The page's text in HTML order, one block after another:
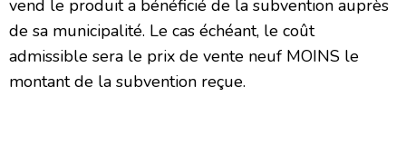
vend le produit a bénéficié de la subvention auprès
de sa municipalité. Le cas échéant, le coût
admissible sera le prix de vente neuf MOINS le
montant de la subvention reçue.